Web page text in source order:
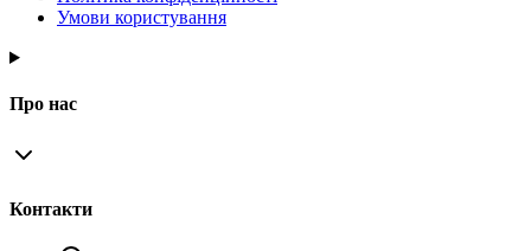
Умови користування
Про нас
Контакти